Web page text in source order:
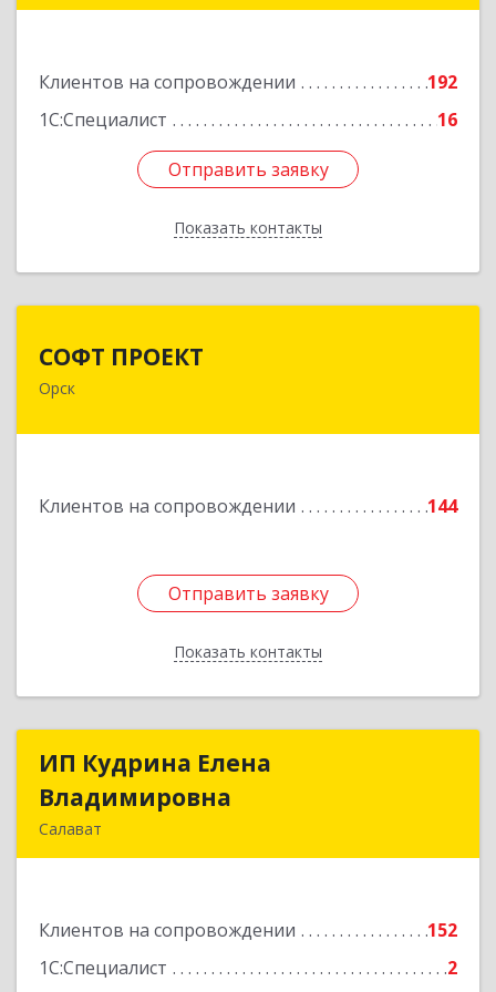
Клиентов на сопровождении
192
1С:Специалист
16
Отправить заявку
Показать контакты
Подробнее
Отправить заявку
Назад
СОФТ ПРОЕКТ
Орск
Клиентов на сопровождении 144
Отправить заявку
Показать контакты
Отправить заявку
Назад
ИП Кудрина Елена
Владимировна
Салават
Клиентов на сопровождении
152
1С:Специалист
2
ИП Кудрина Елена
Подробнее